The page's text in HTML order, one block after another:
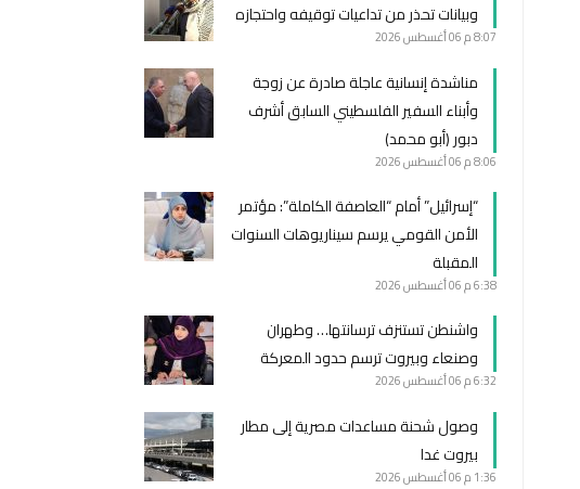
وبيانات تحذر من تداعيات توقيفه واحتجازه
8:07 م 06 أغسطس 2026
مناشدة إنسانية عاجلة صادرة عن زوجة
وأبناء السفير الفلسطيني السابق أشرف
دبور (أبو محمد)
8:06 م 06 أغسطس 2026
“إسرائيل” أمام “العاصفة الكاملة”: مؤتمر
الأمن القومي يرسم سيناريوهات السنوات
المقبلة
6:38 م 06 أغسطس 2026
واشنطن تستنزف ترسانتها… وطهران
وصنعاء وبيروت ترسم حدود المعركة
6:32 م 06 أغسطس 2026
وصول شحنة مساعدات مصرية إلى مطار
بيروت غدا
1:36 م 06 أغسطس 2026